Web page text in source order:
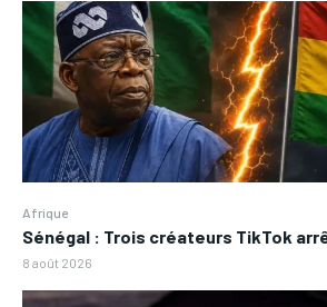
Afrique
Sénégal : Trois créateurs TikTok
8 août 2026